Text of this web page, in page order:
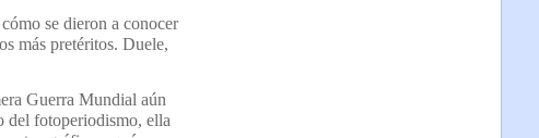
se dieron a conocer
más pretéritos. Duele,
Guerra Mundial aún
del fotoperiodismo, ella